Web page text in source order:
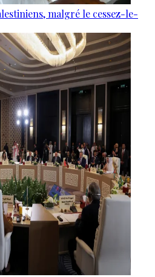
malgré le cessez-le-